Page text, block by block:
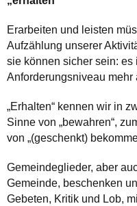
Erarbeiten und leisten
Aufzählung unserer
sie können sicher sein: es
Anforderungsniveau mehr
„Erhalten“ kennen wir in
Sinne von „bewahren“,
von „(geschenkt)
Gemeindeglieder, aber
Gemeinde, beschenken
Gebeten, Kritik und Lob,